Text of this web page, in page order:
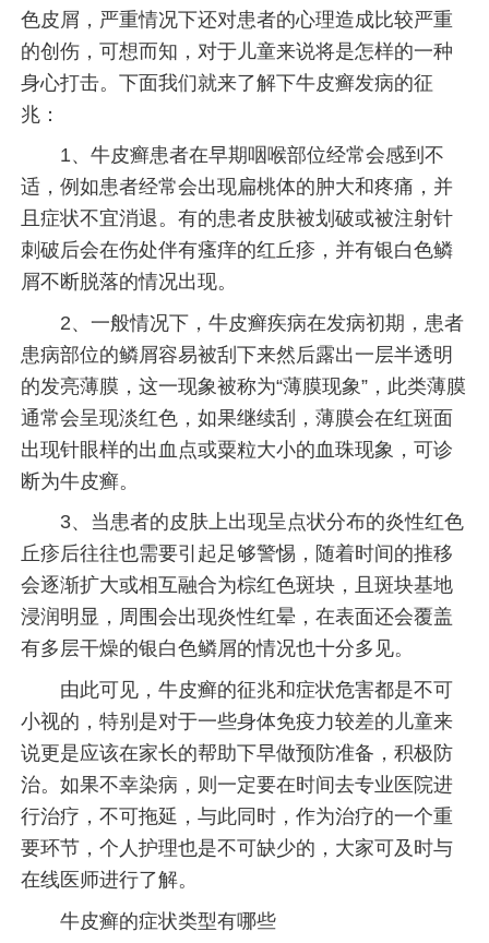
色皮屑，严重情况下还对患者的心理造成比较严重
的创伤，可想而知，对于儿童来说将是怎样的一种
身心打击。下面我们就来了解下牛皮癣发病的征
兆：
1、牛皮癣患者在早期咽喉部位经常会感到不
适，例如患者经常会出现扁桃体的肿大和疼痛，并
且症状不宜消退。有的患者皮肤被划破或被注射针
刺破后会在伤处伴有瘙痒的红丘疹，并有银白色鳞
屑不断脱落的情况出现。
2、一般情况下，牛皮癣疾病在发病初期，患者
患病部位的鳞屑容易被刮下来然后露出一层半透明
的发亮薄膜，这一现象被称为“薄膜现象”，此类薄膜
通常会呈现淡红色，如果继续刮，薄膜会在红斑面
出现针眼样的出血点或粟粒大小的血珠现象，可诊
断为牛皮癣。
3、当患者的皮肤上出现呈点状分布的炎性红色
丘疹后往往也需要引起足够警惕，随着时间的推移
会逐渐扩大或相互融合为棕红色斑块，且斑块基地
浸润明显，周围会出现炎性红晕，在表面还会覆盖
有多层干燥的银白色鳞屑的情况也十分多见。
由此可见，牛皮癣的征兆和症状危害都是不可
小视的，特别是对于一些身体免疫力较差的儿童来
说更是应该在家长的帮助下早做预防准备，积极防
治。如果不幸染病，则一定要在时间去专业医院进
行治疗，不可拖延，与此同时，作为治疗的一个重
要环节，个人护理也是不可缺少的，大家可及时与
在线医师进行了解。
牛皮癣的症状类型有哪些